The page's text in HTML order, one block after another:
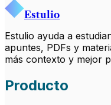
Estulio
Estulio ayuda a
apuntes, PDFs y
más contexto y mejor
Producto